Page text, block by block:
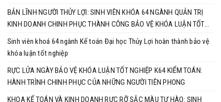
NGHIỆP
BẢN LĨNH NGƯỜI THỦY LỢI: SINH VIÊN KHÓA 64 NGÀNH QUẢN TRỊ
KINH DOANH CHINH PHỤC THÀNH CÔNG BẢO VỆ KHÓA LUẬN TỐT
Sinh viên khoá 64 ngành Kế toán Đại học Thủy Lợi hoàn thành bảo vệ
khóa luận tốt nghiệp
RỰC LỬA NGÀY BẢO VỆ KHÓA LUẬN TỐT NGHIỆP K64 KIỂM TOÁN:
HÀNH TRÌNH CHINH PHỤC CỦA NHỮNG NGƯỜI TIÊN PHONG
KHOA KẾ TOÁN VÀ KINH DOANH RỰC RỠ SẮC MÀU TỰ HÀO: SINH